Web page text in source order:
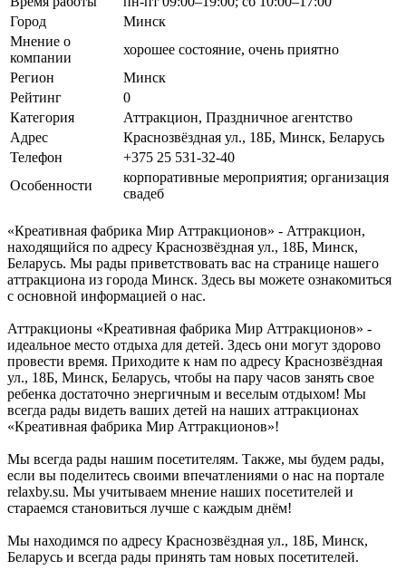
Город
Минск
Мнение о
компании
хорошее состояние, очень приятно
Регион
Минск
Рейтинг
0
Категория
Аттракцион, Праздничное агентство
Адрес
Краснозвёздная ул., 18Б, Минск, Беларусь
Телефон
+375 25 531-32-40
Особенности
корпоративные мероприятия; организация
свадеб
«Креативная фабрика Мир Аттракционов» - Аттракцион,
находящийся по адресу Краснозвёздная ул., 18Б, Минск,
Беларусь. Мы рады приветствовать вас на странице нашего
аттракциона из города Минск. Здесь вы можете ознакомиться
с основной информацией о нас.
Аттракционы «Креативная фабрика Мир Аттракционов» -
идеальное место отдыха для детей. Здесь они могут здорово
провести время. Приходите к нам по адресу Краснозвёздная
ул., 18Б, Минск, Беларусь, чтобы на пару часов занять свое
ребенка достаточно энергичным и веселым отдыхом! Мы
всегда рады видеть ваших детей на наших аттракционах
«Креативная фабрика Мир Аттракционов»!
Мы всегда рады нашим посетителям. Также, мы будем рады,
если вы поделитесь своими впечатлениями о нас на портале
relaxby.su. Мы учитываем мнение наших посетителей и
стараемся становиться лучше с каждым днём!
Мы находимся по адресу Краснозвёздная ул., 18Б, Минск,
Беларусь и всегда рады принять там новых посетителей.